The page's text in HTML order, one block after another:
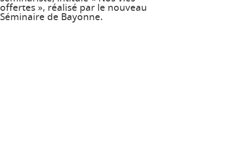
offertes », réalisé par le nouveau
Séminaire de Bayonne.